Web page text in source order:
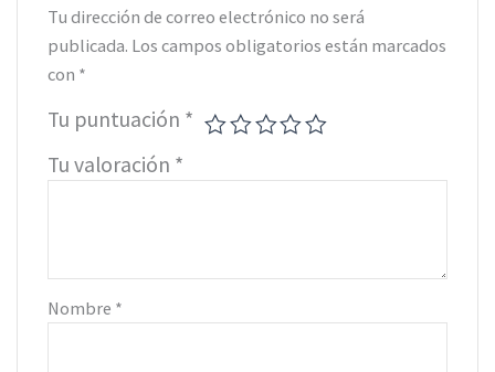
Tu dirección de correo electrónico no será
publicada. Los campos obligatorios están marcados
con *
Tu puntuación *
Tu valoración *
Nombre *